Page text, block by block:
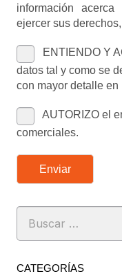
información
ejercer sus
ENTIENDO Y
datos tal y como se
con mayor detalle
AUTORIZO el
comerciales.
Enviar
Buscar:
CATEGORÍAS